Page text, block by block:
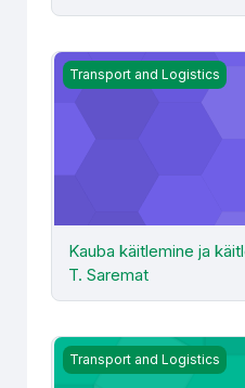
Kauba käitlemine ja
Transport and Logistics
Kauba käitlemine ja
T. Saremat
Kaubaveo alused ja
Transport and Logistics